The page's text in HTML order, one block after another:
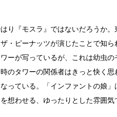
り『モスラ』ではないだろうか
・ピーナッツが演じたことで知
ーが写っているが、これは幼虫
のタワーの関係者はきっと快く思
っている。「インファントの娘」
想わせる、ゆったりとした雰囲気